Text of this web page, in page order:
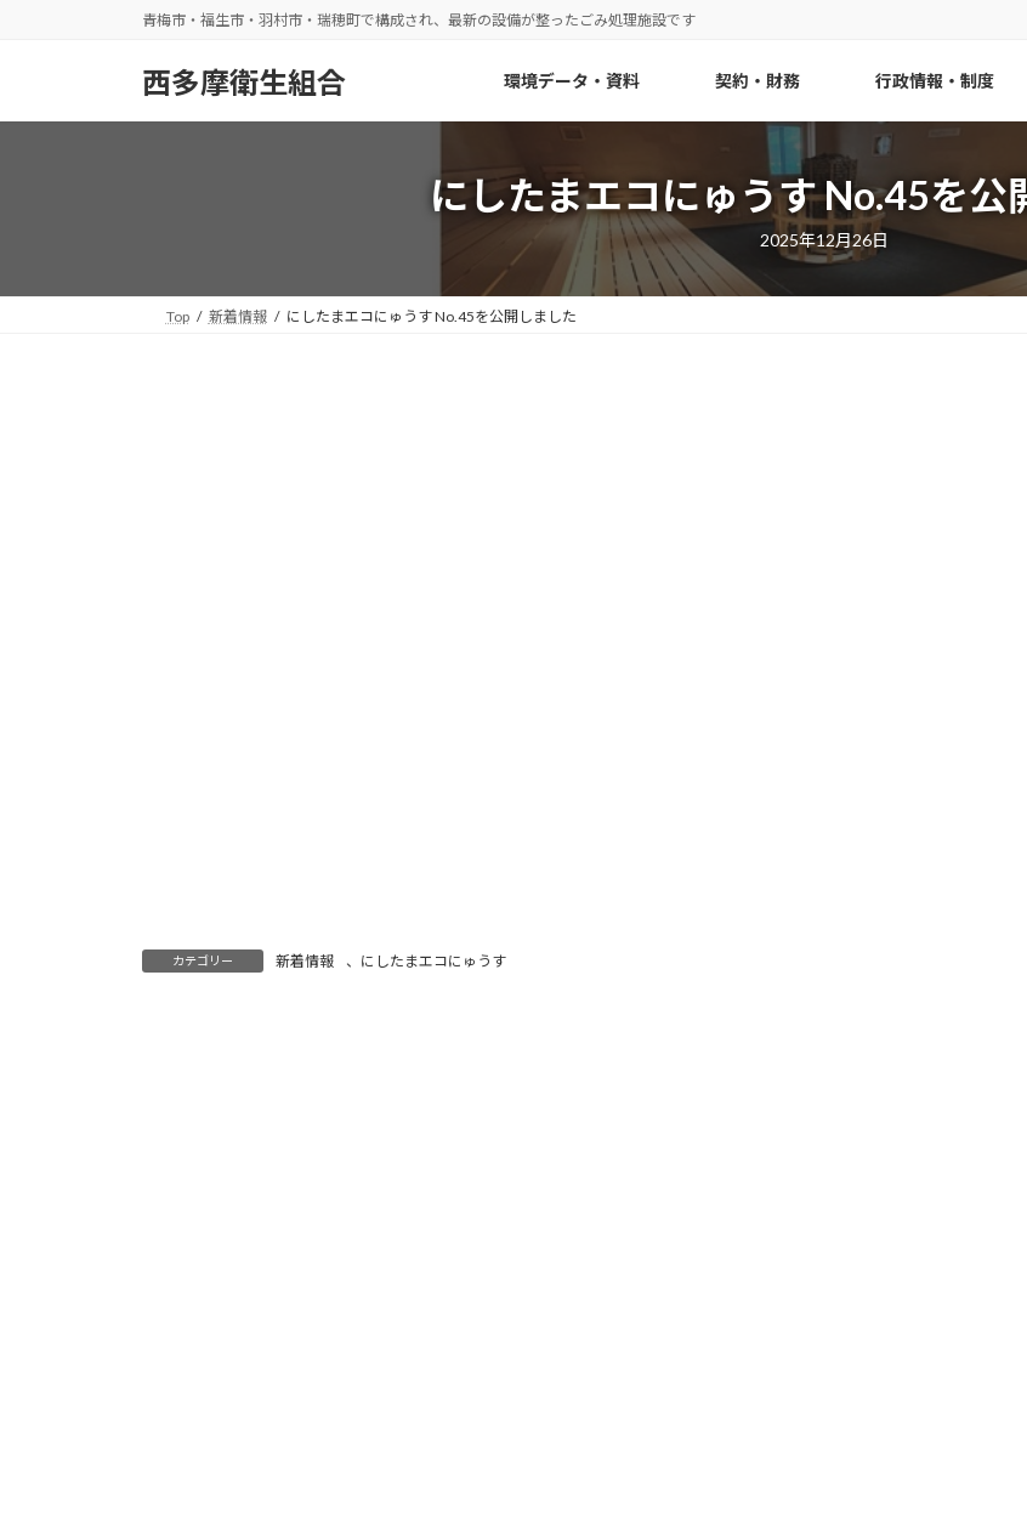
青梅市・福生市・羽村市・瑞穂町で構成され、最新の設備が整ったごみ処理施設です
西多摩衛生組合 環境データ・資料 契約・財務 行政情報・制度
にしたまエコにゅうす No.45を公
2025年12月26日
Top 新着情報 にしたまエコにゅうす No.45を公開しました
カテゴリー 新着情報 、 にしたまエコにゅうす